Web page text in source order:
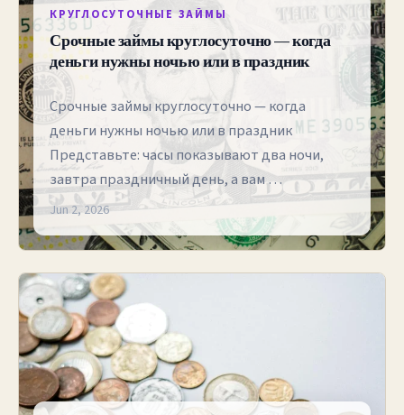
КРУГЛОСУТОЧНЫЕ ЗАЙМЫ
Срочные займы круглосуточно — когда
деньги нужны ночью или в праздник
Срочные займы круглосуточно — когда
деньги нужны ночью или в праздник
Представьте: часы показывают два ночи,
завтра праздничный день, а вам …
Jun 2, 2026